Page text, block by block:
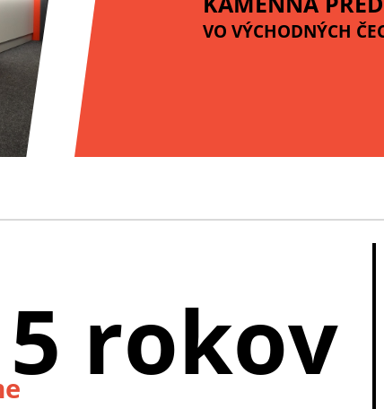
VO VÝCHODNÝCH
rokov